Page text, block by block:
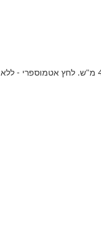
מחר ברוב חלקי הארץ טמפרטורה ללא שינוי, בהיר, רוח זעיר - 4.7 מ"ש. לחץ אטמוספרי - ללא